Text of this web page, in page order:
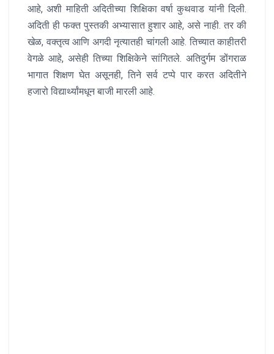
आहे, अशी माहिती अदितीच्या शिक्षिका वर्षा कुथवाड यांनी दिली.
अदिती ही फक्त पुस्तकी अभ्यासात हुशार आहे, असे नाही. तर की
खेळ, वक्तृत्व आणि अगदी नृत्यातही चांगली आहे. तिच्यात काहीतरी
वेगळे आहे, असेही तिच्या शिक्षिकेने सांगितले. अतिदुर्गम डोंगराळ
भागात शिक्षण घेत असूनही, तिने सर्व टप्पे पार करत अदितीने
हजारो विद्यार्थ्यांमधून बाजी मारली आहे.